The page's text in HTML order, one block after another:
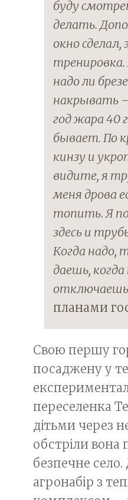
буду
делать.
окно сделал,
надо ли
накрывать
год жара 40
бывает. По
кинзу и
видите, я
меня дрова
топить. Я
здесь и
Когда
даешь, когда
планами
Свою першу
посаджену у
переселенка
дітьми через
обстріли вона
безпечне село.
агронабір з